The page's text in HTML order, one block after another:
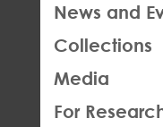
News and
Collections
Media
For